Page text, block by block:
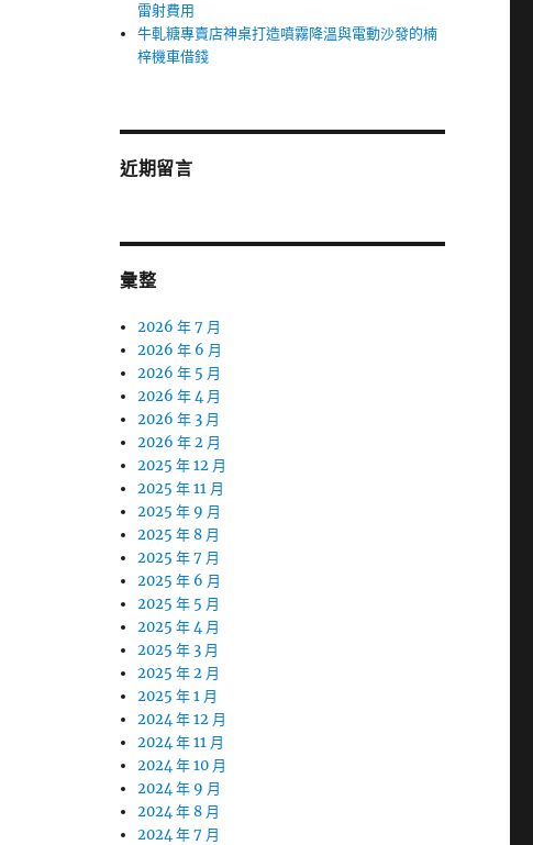
雷射費用
牛軋糖專賣店神桌打造噴霧降溫與電動沙發的楠
梓機車借錢
近期留言
彙整
2026 年 7 月
2026 年 6 月
2026 年 5 月
2026 年 4 月
2026 年 3 月
2026 年 2 月
2025 年 12 月
2025 年 11 月
2025 年 9 月
2025 年 8 月
2025 年 7 月
2025 年 6 月
2025 年 5 月
2025 年 4 月
2025 年 3 月
2025 年 2 月
2025 年 1 月
2024 年 12 月
2024 年 11 月
2024 年 10 月
2024 年 9 月
2024 年 8 月
2024 年 7 月